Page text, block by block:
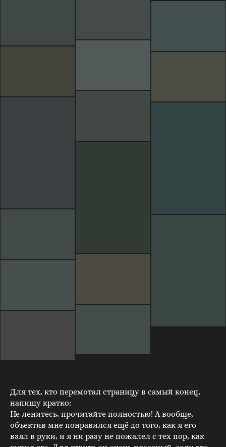
Для тех, кто перемотал страницу в самый конец,
напишу кратко:
Не ленитесь, прочитайте полностью! А вообще,
объектив мне понравился ещё до того, как я его
взял в руки, и я ни разу не пожалел с тех пор, как